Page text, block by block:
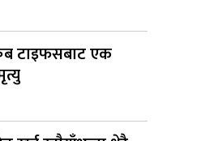
टाइफसबाट एक